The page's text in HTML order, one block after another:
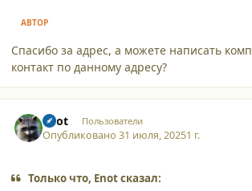
АВТОР
Спасибо за адрес, а можете написать
контакт по данному адресу?
Enot Пользователи
Опубликовано31 июля, 20251 г.
Только что, Enot сказал: